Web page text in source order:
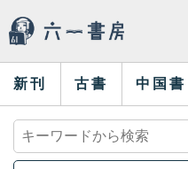
新刊 古書 中国書